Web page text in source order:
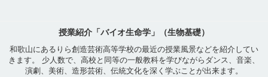
授業紹介「バイオ生命学」（生物基礎）
和歌山にあるりら創造芸術高等学校の最近の授業風景などを紹介してい
きます。 少人数で、高校と同等の一般教科を学びながらダンス、音楽、
演劇、美術、造形芸術、伝統文化を深く学ぶことが出来ます。